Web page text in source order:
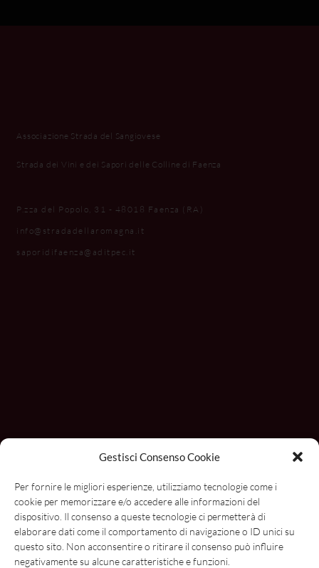
Gestisci Consenso Cookie
Per fornire le migliori esperienze, utilizziamo tecnologie come i
cookie per memorizzare e/o accedere alle informazioni del
dispositivo. Il consenso a queste tecnologie ci permetterà di
elaborare dati come il comportamento di navigazione o ID unici su
questo sito. Non acconsentire o ritirare il consenso può influire
negativamente su alcune caratteristiche e funzioni.
Associazione Strada del Sangiovese
Strada dei Vini e dei Sapori delle Colline di Faenza
P.zza del Popolo, 31 - 48018 Faenza (RA)
info@stradadellaromagna.it
saporidifaenza@aditpec.it
Con il contributo di